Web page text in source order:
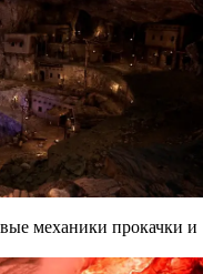
механики прокачки и